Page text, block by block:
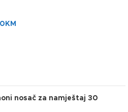
KM
nosač za namještaj 30